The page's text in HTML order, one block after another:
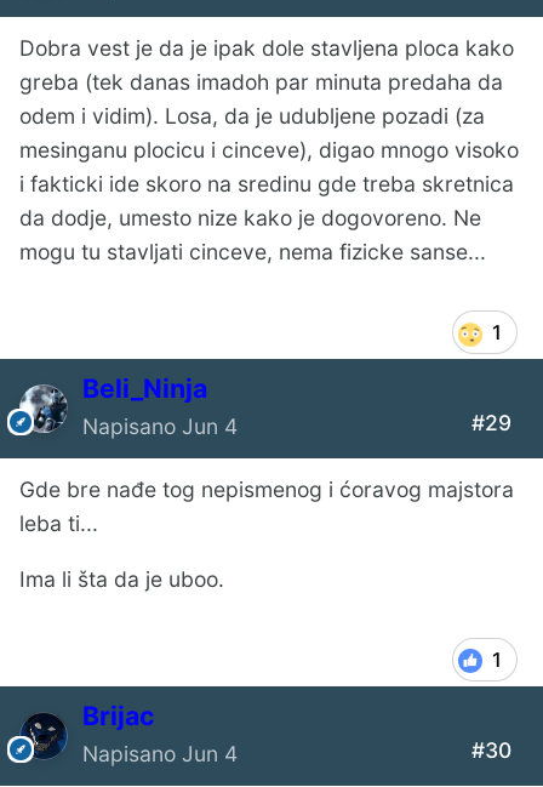
Dobra vest je da je ipak dole stavljena ploca kako
greba (tek danas imadoh par minuta predaha da
odem i vidim). Losa, da je udubljene pozadi (za
mesinganu plocicu i cinceve), digao mnogo visoko
i fakticki ide skoro na sredinu gde treba skretnica
da dodje, umesto nize kako je dogovoreno. Ne
mogu tu stavljati cinceve, nema fizicke sanse...
1
Beli_Ninja
Napisano Jun 4 #29
Gde bre nađe tog nepismenog i ćoravog majstora
leba ti...
Ima li šta da je uboo.
1
Brijac
Napisano Jun 4 #30